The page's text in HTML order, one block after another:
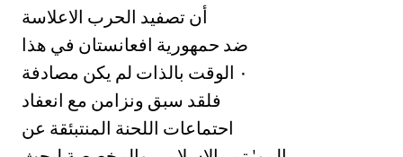
‏أن تصفيد الحرب الاعلاسة
ضد حمهورية افعانستان في هذا
الوقت بالذات لم يكن مصادفة ‎٠‏
‏فلقد سبق ونزامن مع انعفاد
احتماعات اللحنة المنتبئقة عن